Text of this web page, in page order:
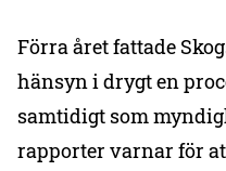
Förra året fattade
hänsyn i drygt en
samtidigt som
rapporter varnar för